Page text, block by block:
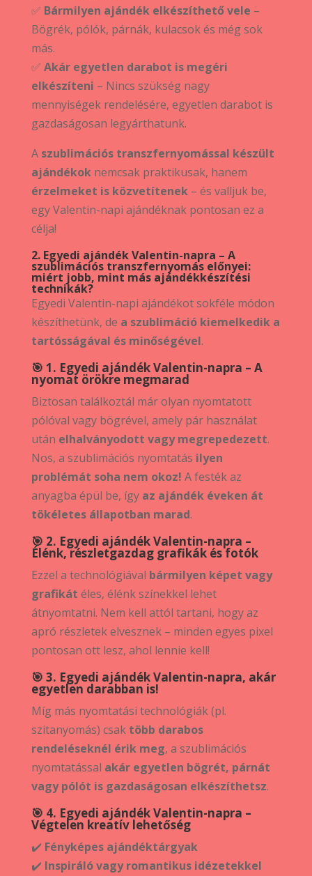
✅ Bármilyen ajándék elkészíthető vele –
Bögrék, pólók, párnák, kulacsok és még sok
más.
✅ Akár egyetlen darabot is megéri
elkészíteni – Nincs szükség nagy
mennyiségek rendelésére, egyetlen darabot is
gazdaságosan legyárthatunk.
A szublimációs transzfernyomással készült
ajándékoknemcsak praktikusak, hanem
érzelmeket is közvetítenek– és valljuk be,
egy Valentin-napi ajándéknak pontosan ez a
célja!
2. Egyedi ajándék Valentin-napra – A
szublimációs transzfernyomás előnyei:
miért jobb, mint más ajándékkészítési
technikák?
Egyedi Valentin-napi ajándékot sokféle módon
készíthetünk, de a szublimáció kiemelkedik a
tartósságával és minőségével.
🎯 1. Egyedi ajándék Valentin-napra – A
nyomat örökre megmarad
Biztosan találkoztál már olyan nyomtatott
pólóval vagy bögrével, amely pár használat
után elhalványodott vagy megrepedezett.
Nos, a szublimációs nyomtatás ilyen
problémát soha nem okoz! A festék az
anyagba épül be, így az ajándék éveken át
tökéletes állapotban marad.
🎯 2. Egyedi ajándék Valentin-napra –
Élénk, részletgazdag grafikák és fotók
Ezzel a technológiával bármilyen képet vagy
grafikát éles, élénk színekkel lehet
átnyomtatni. Nem kell attól tartani, hogy az
apró részletek elvesznek – minden egyes pixel
pontosan ott lesz, ahol lennie kell!
🎯 3. Egyedi ajándék Valentin-napra, akár
egyetlen darabban is!
Míg más nyomtatási technológiák (pl.
szitanyomás) csak több darabos
rendeléseknél érik meg, a szublimációs
nyomtatással akár egyetlen bögrét, párnát
vagy pólót is gazdaságosan elkészíthetsz.
🎯 4. Egyedi ajándék Valentin-napra –
Végtelen kreatív lehetőség
✔️ Fényképes ajándéktárgyak
✔️ Inspiráló vagy romantikus idézetekkel